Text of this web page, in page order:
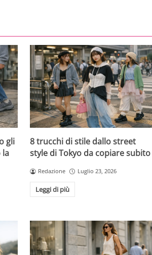
gli
la
8 trucchi di stile dallo street
style di Tokyo da copiare subito
Redazione Luglio 23, 2026
Leggi di più